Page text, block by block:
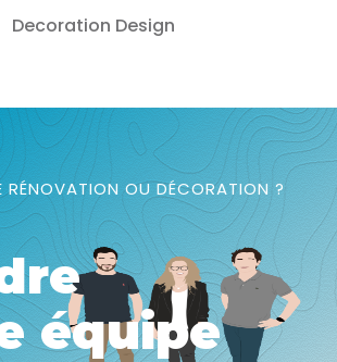
Decoration Design
RÉNOVATION OU DÉCORATION ?
équipe